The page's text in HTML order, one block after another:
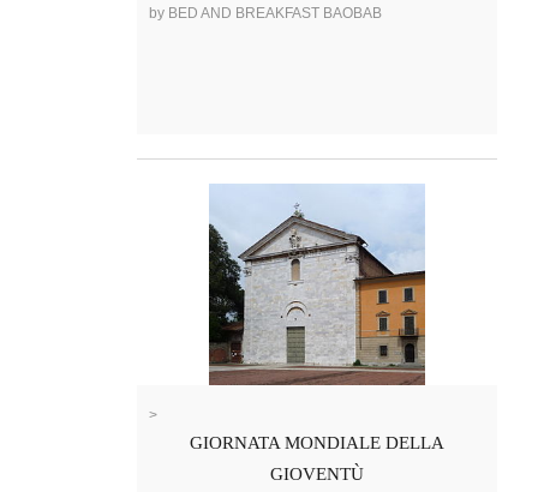
by BED AND BREAKFAST BAOBAB
>
GIORNATA MONDIALE DELLA
GIOVENTÙ